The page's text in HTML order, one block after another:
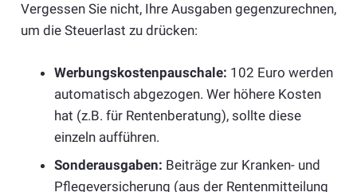
Vergessen Sie nicht, Ihre Ausgaben gegenzurechnen,
um die Steuerlast zu drücken:
Werbungskostenpauschale: 102 Euro werden
automatisch abgezogen. Wer höhere Kosten
hat (z.B. für Rentenberatung), sollte diese
einzeln aufführen.
Sonderausgaben: Beiträge zur Kranken- und
Pflegeversicherung (aus der Rentenmitteilung